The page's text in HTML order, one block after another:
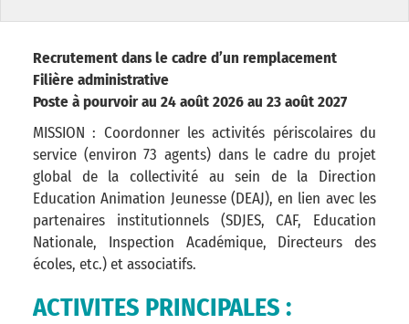
Recrutement dans le cadre d’un remplacement
Filière administrative
Poste à pourvoir au 24 août 2026 au 23 août 2027
MISSION : Coordonner les activités périscolaires du
service (environ 73 agents) dans le cadre du projet
global de la collectivité au sein de la Direction
Education Animation Jeunesse (DEAJ), en lien avec les
partenaires institutionnels (SDJES, CAF, Education
Nationale, Inspection Académique, Directeurs des
écoles, etc.) et associatifs.
ACTIVITES PRINCIPALES :